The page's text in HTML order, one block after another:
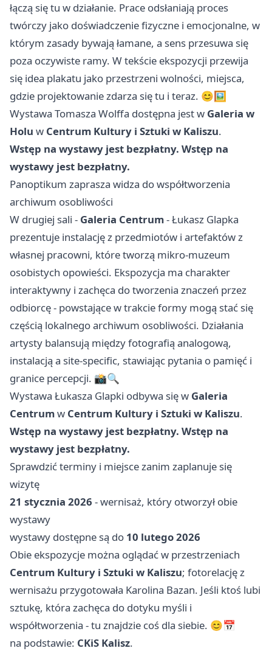
łączą się tu w działanie. Prace odsłaniają proces
twórczy jako doświadczenie fizyczne i emocjonalne, w
którym zasady bywają łamane, a sens przesuwa się
poza oczywiste ramy. W tekście ekspozycji przewija
się idea plakatu jako przestrzeni wolności, miejsca,
gdzie projektowanie zdarza się tu i teraz. 😊🖼️
Wystawa Tomasza Wolffa dostępna jest w Galeria w
Holu w Centrum Kultury i Sztuki w Kaliszu.
Wstęp na wystawy jest bezpłatny. Wstęp na
wystawy jest bezpłatny.
Panoptikum zaprasza widza do współtworzenia
archiwum osobliwości
W drugiej sali - Galeria Centrum- Łukasz Glapka
prezentuje instalację z przedmiotów i artefaktów z
własnej pracowni, które tworzą mikro-muzeum
osobistych opowieści. Ekspozycja ma charakter
interaktywny i zachęca do tworzenia znaczeń przez
odbiorcę - powstające w trakcie formy mogą stać się
częścią lokalnego archiwum osobliwości. Działania
artysty balansują między fotografią analogową,
instalacją a site-specific, stawiając pytania o pamięć i
granice percepcji. 📸🔍
Wystawa Łukasza Glapki odbywa się w Galeria
Centrumw Centrum Kultury i Sztuki w Kaliszu.
Wstęp na wystawy jest bezpłatny. Wstęp na
wystawy jest bezpłatny.
Sprawdzić terminy i miejsce zanim zaplanuje się
wizytę
21 stycznia 2026 - wernisaż, który otworzył obie
wystawy
wystawy dostępne są do 10 lutego 2026
Obie ekspozycje można oglądać w przestrzeniach
Centrum Kultury i Sztuki w Kaliszu; fotorelację z
wernisażu przygotowała Karolina Bazan. Jeśli ktoś lubi
sztukę, która zachęca do dotyku myśli i
współtworzenia - tu znajdzie coś dla siebie. 😊📅
na podstawie: CKiS Kalisz.